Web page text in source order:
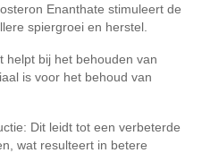
Enanthate stimuleert de
spiergroei en herstel.
helpt bij het behouden van
is voor het behoud van
Dit leidt tot een verbeterde
wat resulteert in betere